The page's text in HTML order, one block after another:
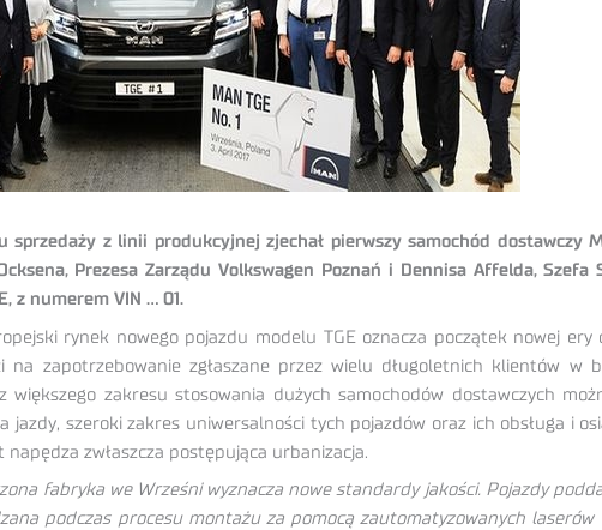
sprzedaży z linii produkcyjnej zjechał pierwszy samochód dostawczy
Prezesa Zarządu Volkswagen Poznań i Dennisa Affelda,
z numerem VIN … 01.
rynek nowego pojazdu modelu TGE oznacza początek nowej
na zapotrzebowanie zgłaszane przez wielu długoletnich klientów w
większego zakresu stosowania dużych samochodów dostawczych
jazdy, szeroki zakres uniwersalności tych pojazdów oraz ich obsługa i
zwłaszcza postępująca urbanizacja.
fabryka we Wrześni wyznacza nowe standardy jakości. Pojazdy
podczas procesu montażu za pomocą zautomatyzowanych